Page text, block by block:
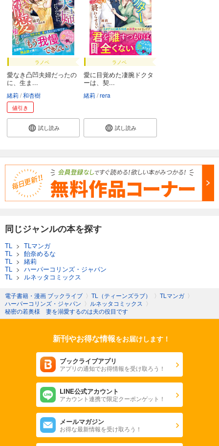
ラノベ
愛なき凸凹夫婦だったの
に、生ま...
緒莉 和杏樹
値引き
試し読み
ラノベ
愛に目覚めた凄腕ドクタ
ーは、契...
緒莉 rera
試し読み
同じジャンルの本を探す
TL > TLマンガ
TL > 飴奈めるな
TL > 緒莉
TL > ハーパーコリンズ・ジャパン
TL > ルネッタコミックス
電子書籍・漫画 ブックライブ 〉 TL（ティーンズラブ） 〉 TLマンガ 〉
ハーパーコリンズ・ジャパン 〉 ルネッタコミックス 〉
秘密の若奥様 妻を溺愛するのは夫の役目です
新刊やお得な情報をお届けします！
ブックライブアプリ
アプリの通知でお得情報を受け取ろう！
LINE公式アカウント
アカウント連携で限定クーポンゲット！
メールマガジン
お得な最新情報を受け取ろう！